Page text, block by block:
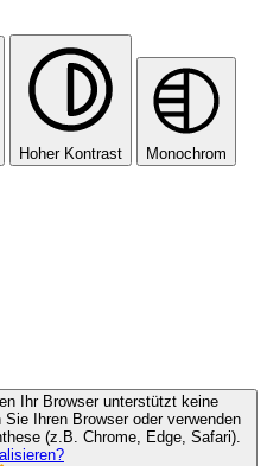
Hoher Kontrast Monochrom
Ihr Browser unterstützt keine
Ihren Browser oder verwenden
(z.B. Chrome, Edge, Safari).